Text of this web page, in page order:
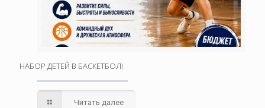
НАБОР ДЕТЕЙ В БАСКЕТБОЛ!
Читать далее